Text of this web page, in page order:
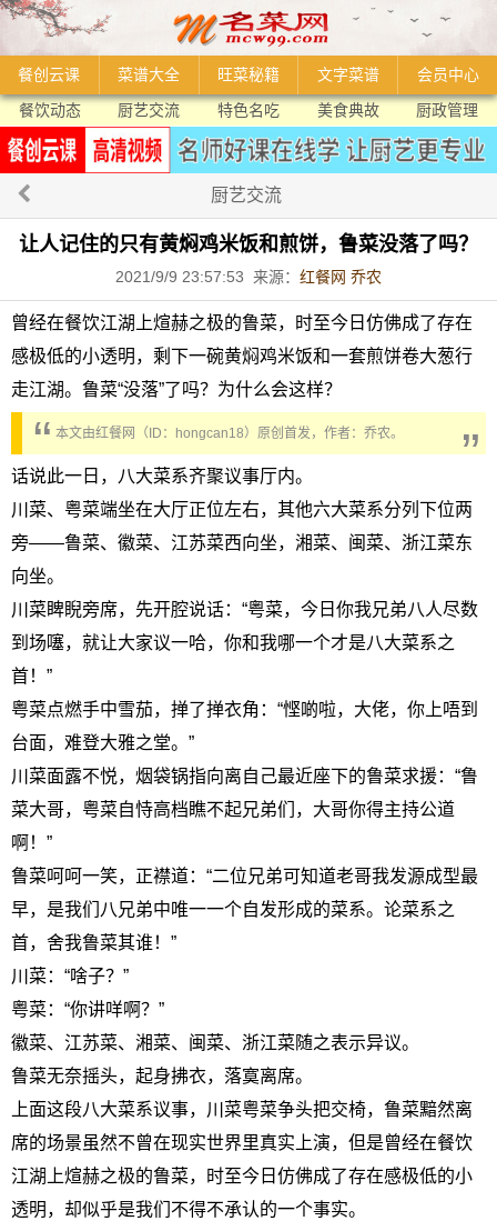
餐创云课 菜谱大全 旺菜秘籍 文字菜谱
会员中心
餐饮动态
厨艺交流 特色名吃 美食典故 厨政管理
厨艺交流
让人记住的只有黄焖鸡米饭和煎饼，鲁菜没落了吗？
2021/9/9 23:57:53 来源： 红餐网 乔农
曾经在餐饮江湖上煊赫之极的鲁菜，时至今日仿佛成了存在
感极低的小透明，剩下一碗黄焖鸡米饭和一套煎饼卷大葱行
走江湖。鲁菜“没落”了吗？为什么会这样？
本文由红餐网（ID：hongcan18）原创首发，作者：乔农。
话说此一日，八大菜系齐聚议事厅内。
川菜、粤菜端坐在大厅正位左右，其他六大菜系分列下位两
旁——鲁菜、徽菜、江苏菜西向坐，湘菜、闽菜、浙江菜东
向坐。
川菜睥睨旁席，先开腔说话：“粤菜，今日你我兄弟八人尽数
到场噻，就让大家议一哈，你和我哪一个才是八大菜系之
首！”
粤菜点燃手中雪茄，掸了掸衣角：“悭啲啦，大佬，你上唔到
台面，难登大雅之堂。”
川菜面露不悦，烟袋锅指向离自己最近座下的鲁菜求援：“鲁
菜大哥，粤菜自恃高档瞧不起兄弟们，大哥你得主持公道
啊！”
鲁菜呵呵一笑，正襟道：“二位兄弟可知道老哥我发源成型最
早，是我们八兄弟中唯一一个自发形成的菜系。论菜系之
首，舍我鲁菜其谁！”
川菜：“啥子？”
粤菜：“你讲咩啊？”
徽菜、江苏菜、湘菜、闽菜、浙江菜随之表示异议。
鲁菜无奈摇头，起身拂衣，落寞离席。
上面这段八大菜系议事，川菜粤菜争头把交椅，鲁菜黯然离
席的场景虽然不曾在现实世界里真实上演，但是曾经在餐饮
江湖上煊赫之极的鲁菜，时至今日仿佛成了存在感极低的小
透明，却似乎是我们不得不承认的一个事实。